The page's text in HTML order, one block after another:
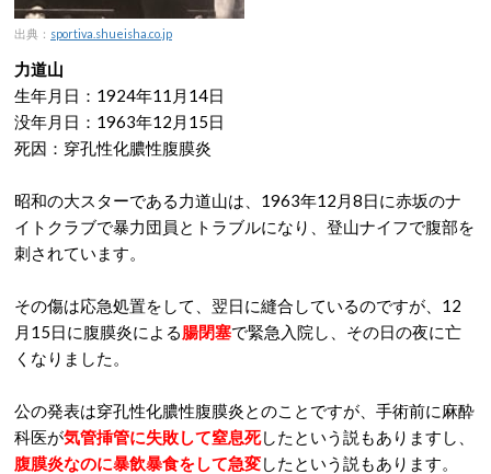
出典： sportiva.shueisha.co.jp
力道山
生年月日：1924年11月14日
没年月日：1963年12月15日
死因：穿孔性化膿性腹膜炎
昭和の大スターである力道山は、1963年12月8日に赤坂のナ
イトクラブで暴力団員とトラブルになり、登山ナイフで腹部を
刺されています。
その傷は応急処置をして、翌日に縫合しているのですが、12
月15日に腹膜炎による腸閉塞で緊急入院し、その日の夜に亡
くなりました。
公の発表は穿孔性化膿性腹膜炎とのことですが、手術前に麻酔
科医が気管挿管に失敗して窒息死したという説もありますし、
腹膜炎なのに暴飲暴食をして急変したという説もあります。